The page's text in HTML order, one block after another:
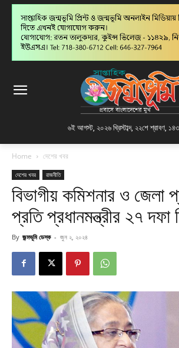
৬ই আগস্ট, ২০২৬ খ্রিস্টাব্দ, ২২শে শ্রাবণ, ১৪৩৩
Home দেশের খবর
দেশের খবর রাজনীতি
বিভাগীয় কমিশনার ও জেলা
প্রতি প্রধানমন্ত্রীর ২৭ দফা
By জন্মভূমি ডেস্ক - জুন ২, ২০২৪